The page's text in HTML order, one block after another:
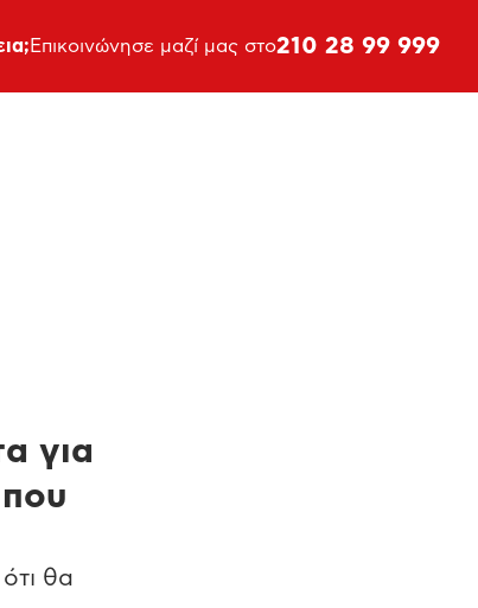
Επικοινώνησε μαζί μας στο210 28 99 999
για
θα